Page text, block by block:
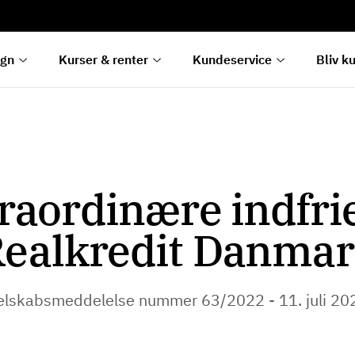
Kurser & renter Kundeservice Bliv
nummer 63/2022 - 11. juli